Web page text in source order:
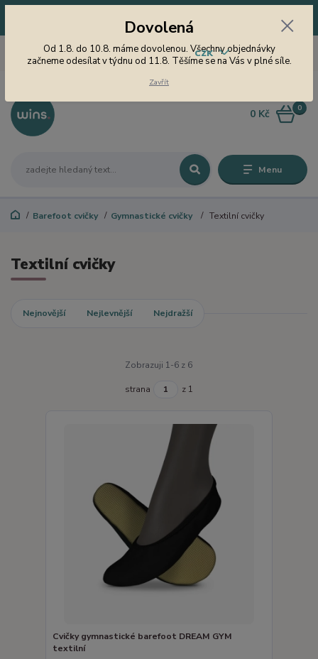
začneme odesílat v týdnu od 11.8. Těšíme se na Vás v plné síle.
Menu
CZK
605 747 185
Jsme tu pro Vás od 9 do 15
hodin
0
0 Kč
Barefoot cvičky Gymnastické cvičky Textilní cvičky
Textilní cvičky
Nejnovější Nejlevnější Nejdražší
Zobrazuji 1-6 z 6
strana z 1
Cvičky gymnastické barefoot DREAM GYM
textilní
Dovolená
Od 1.8. do 10.8. máme dovolenou. Všechny objednávky
začneme odesílat v týdnu od 11.8. Těšíme se na Vás v plné síle.
Zavřít